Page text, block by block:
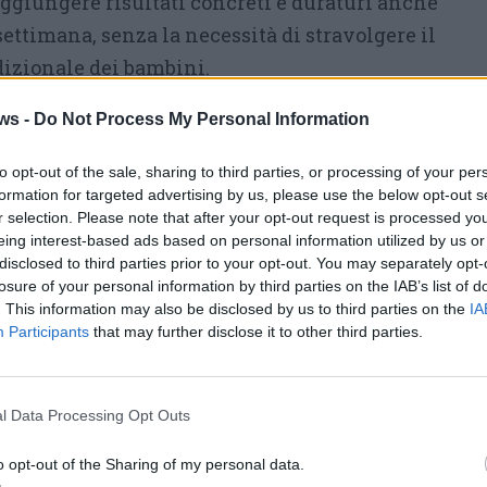
- Do Not Process My Personal Information
opt-out of the sale, sharing to third parties, or processing of your
for targeted advertising by us, please use the below opt-out
selection. Please note that after your opt-out request is processed
interest-based ads based on personal information utilized by us
to third parties prior to your opt-out. You may separately
of your personal information by third parties on the IAB’s list of
This information may also be disclosed by us to third parties on the
Participants that may further disclose it to other third parties.
Data Processing Opt Outs
opt-out of the Sharing of my personal data.
senza la necessità di stravolgere il
dei bambini.
è” non è solo un messaggio, ma una realtà
i bambini esposti precocemente a una
maggiore flessibilità cognitiva, capacità
culturale. Iniziare da piccoli significa
accompagneranno i ragazzi negli anni